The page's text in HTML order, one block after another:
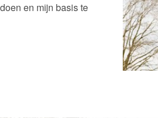
en mijn basis te